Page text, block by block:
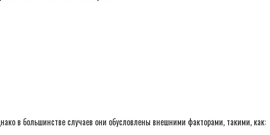
в большинстве случаев они обусловлены внешними факторами, такими, как: